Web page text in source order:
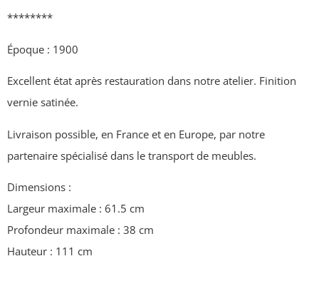
********
Époque : 1900
Excellent état après restauration dans notre atelier. Finition
vernie satinée.
Livraison possible, en France et en Europe, par notre
partenaire spécialisé dans le transport de meubles.
Dimensions :
Largeur maximale : 61.5 cm
Profondeur maximale : 38 cm
Hauteur : 111 cm